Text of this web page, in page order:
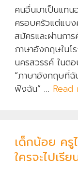
คนอื่นมาเป็นแทน
ครอบครัวแต่แบ
สมัครและผ่านกา
ภาษาอังกฤษในโ
นครสวรรค์ ในตอ
“ภาษาอังกฤษที่ฉั
ฟังฉัน” … Read
เด็กน้อย ครู
ใครจะไปเรีย